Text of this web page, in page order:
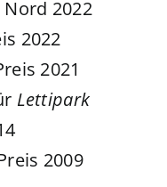
2022
2022
2021
Lettipark
2009